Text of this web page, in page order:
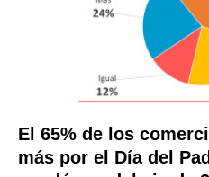
El 65% de los
más por el Día del